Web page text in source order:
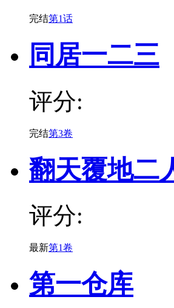
完结第1话
同居一二三
评分:
完结第3卷
翻天覆地二
评分:
最新第1卷
第一仓库